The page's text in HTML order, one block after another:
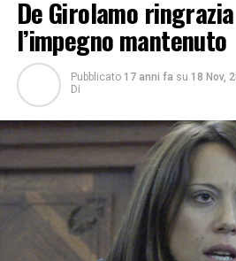
De Girolamo
l’impegno mantenuto
Pubblicato 17 anni fa su 18 Nov,
Di